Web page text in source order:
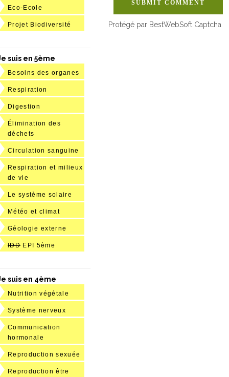
SUBMIT COMMENT
Protégé par BestWebSoft Captcha
Eco-Ecole
Projet Biodiversité
suis en 5ème
Besoins des organes
Respiration
Digestion
Élimination des
déchets
Circulation sanguine
Respiration et milieux
de vie
Le système solaire
Météo et climat
Géologie externe
IDD EPI 5ème
suis en 4ème
Nutrition végétale
Système nerveux
Communication
hormonale
Reproduction sexuée
Reproduction être